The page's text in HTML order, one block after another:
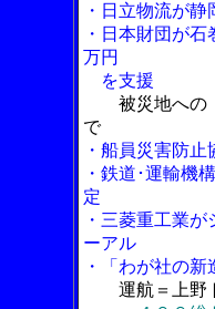
・日立物流が
・日本財団が
万円
を支援
被災地への
で
・船員災害防
・鉄道･運輸機
定
・三菱重工業
ーアル
・「わが社の新
運航＝上野